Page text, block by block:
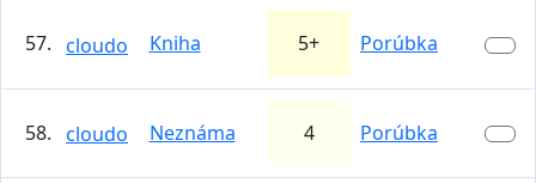
57. cloudo Kniha 5+ Porúbka
58. cloudo Neznáma 4 Porúbka